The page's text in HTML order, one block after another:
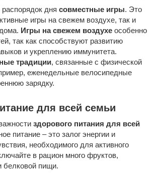
дня совместные игры. Это
игры на свежем воздухе, так и
Игры на свежем воздухе особенно
так как способствуют развитию
и укреплению иммунитета.
традиции, связанные с физической
еженедельные велосипедные
зарядку.
для всей семьи
здорового питания для всей
питание – это залог энергии и
необходимого для активного
в рацион много фруктов,
белковой пищи.